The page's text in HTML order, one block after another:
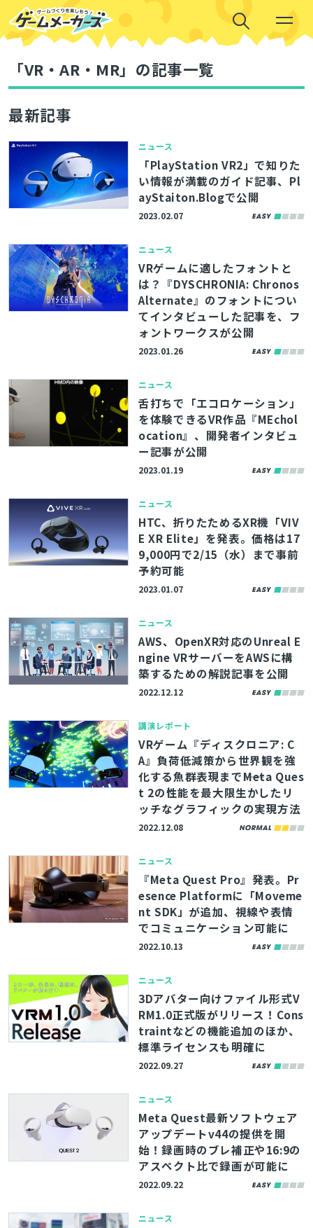
「VR・AR・MR」の記事一覧
最新記事
ニュース
「PlayStation VR2」で知りた
い情報が満載のガイド記事、Pl
ayStaiton.Blogで公開
2023.02.07
ニュース
VRゲームに適したフォントと
は？『DYSCHRONIA: Chronos
Alternate』のフォントについ
てインタビューした記事を、フ
ォントワークスが公開
2023.01.26
ニュース
舌打ちで「エコロケーション」
を体験できるVR作品『MEchol
ocation』、開発者インタビュ
ー記事が公開
2023.01.19
ニュース
HTC、折りたためるXR機「VIV
E XR Elite」を発表。価格は17
9,000円で2/15（水）まで事前
予約可能
2023.01.07
ニュース
AWS、OpenXR対応のUnreal E
ngine VRサーバーをAWSに構
築するための解説記事を公開
2022.12.12
講演レポート
VRゲーム『ディスクロニア: C
A』負荷低減策から世界観を強
化する魚群表現まで――Meta Ques
t 2の性能を最大限生かしたリ
ッチなグラフィックの実現方法
2022.12.08
ニュース
『Meta Quest Pro』発表。Pr
esence Platformに「Moveme
nt SDK」が追加、視線や表情
でコミュニケーション可能に
2022.10.13
ニュース
3Dアバター向けファイル形式V
RM1.0正式版がリリース！Cons
traintなどの機能追加のほか、
標準ライセンスも明確に
2022.09.27
ニュース
Meta Quest最新ソフトウェア
アップデートv44の提供を開
始！録画時のブレ補正や16:9の
アスペクト比で録画が可能に
2022.09.22
ニュース